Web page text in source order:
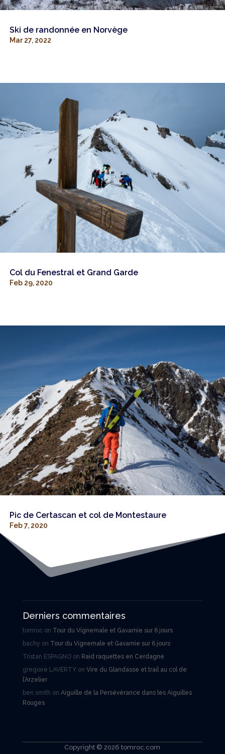
Ski de randonnée en Norvège
Mar 27, 2022
Col du Fenestral et Grand Garde
Feb 29, 2020
Pic de Certascan et col de Montestaure
Feb 7, 2020
Derniers commentaires
tomrocon Tour du Vignemale et Gavarnie sur 6 jours
bachy on Tour du Vignemale et Gavarnie sur 6 jours
Tristan ESPAGNOon Raid raquettes en Cerdagne
gregoire LAVERTYon Vire du Glandasse et trail au col de
l’Arzelier
ben smith on Aiguille de la Persévérance dans les Aiguilles
Rouges
Copyright © 2026 tomroc.com